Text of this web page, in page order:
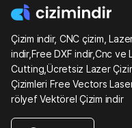
Çizim indir, CNC çizim,
indir,Free DXF indir,Cnc
Cutting,Ücretsiz Lazer
Çizimleri Free Vectors
rölyef Vektörel Çizim indir